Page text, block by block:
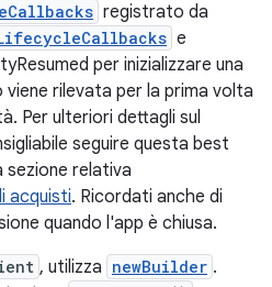
registrato da
e
per inizializzare una
viene rilevata per la prima volta
Per ulteriori dettagli sul
seguire questa best
relativa
acquisti. Ricordati anche di
quando l'app è chiusa.
, utilizza newBuilder .